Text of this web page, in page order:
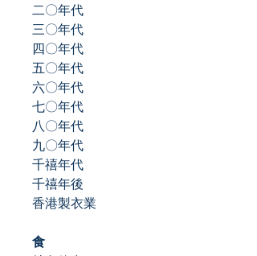
二〇年代
三〇年代
四〇年代
五〇年代
六〇年代
七〇年代
八〇年代
九〇年代
千禧年代
千禧年後
香港製衣業
食